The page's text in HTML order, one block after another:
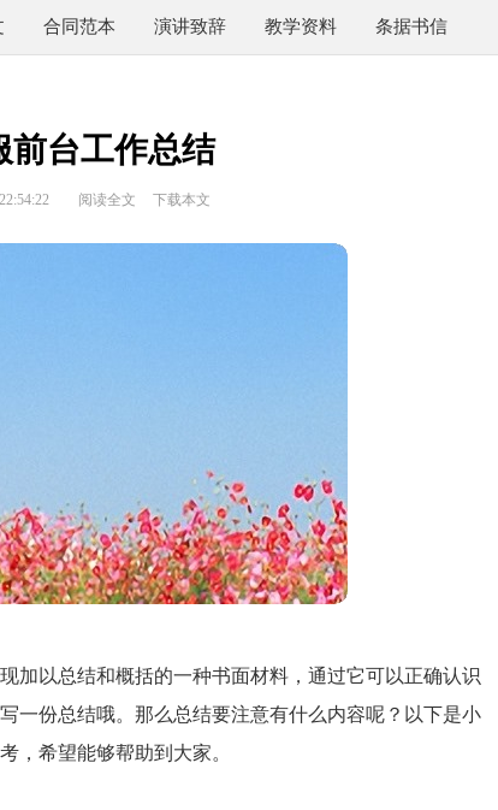
合同范本 演讲致辞 教学资料 条据书信
前台工作总结
阅读全文 下载本文
加以总结和概括的一种书面材料，通过它可以正确认识
一份总结哦。那么总结要注意有什么内容呢？以下是小
，希望能够帮助到大家。